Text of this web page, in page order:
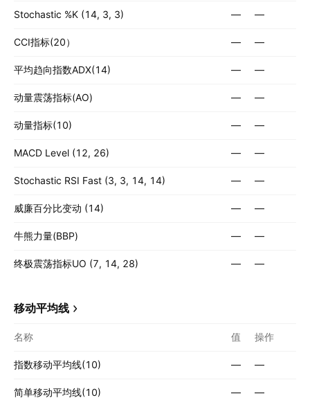
Stochastic %K (14, 3, 3) — —
CCI指标(20） — —
平均趋向指数ADX(14) — —
动量震荡指标(AO) — —
动量指标(10) — —
MACD Level (12, 26) — —
Stochastic RSI Fast (3, 3, 14, 14) — —
威廉百分比变动 (14) — —
牛熊力量(BBP) — —
终极震荡指标UO (7, 14, 28) — —
移动平均线
名称 值 操作
指数移动平均线(10) — —
简单移动平均线(10) — —